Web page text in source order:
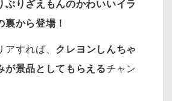
ぶりざえもんのかわいいイラ
裏から登場！
すれば、 クレヨンしんちゃ
が景品としてもらえるチャン